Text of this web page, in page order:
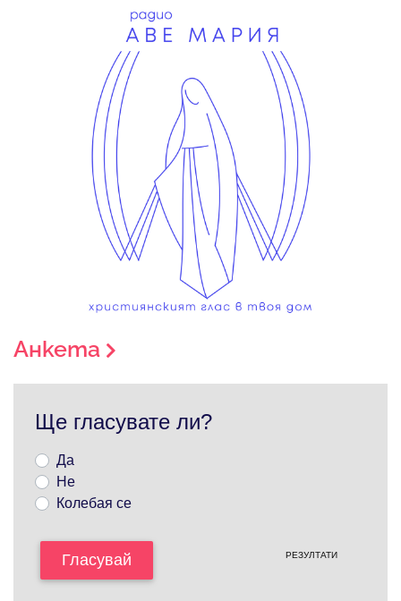
Анкета
Ще гласувате ли?
Да
Не
Колебая се
Гласувай РЕЗУЛТАТИ